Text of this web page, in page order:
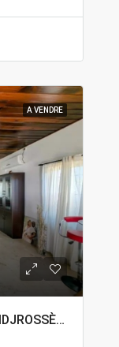
A VENDRE
VILLA A VENDRE À COTONOU FIDJROSSÈ PLAGE